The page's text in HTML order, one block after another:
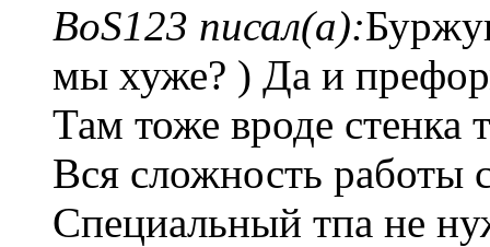
BoS123 писал(а):
мы хуже? ) Да и
Там тоже вроде стенка
Вся сложность работы
Специальный тпа не